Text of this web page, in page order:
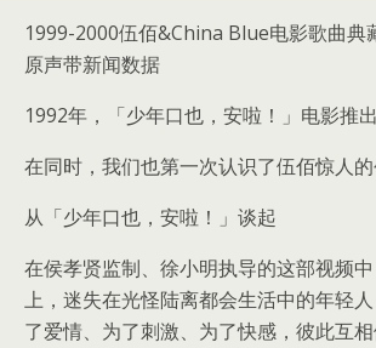
1999-2000伍佰&China Blue电影歌曲典
原声带新闻数据
1992年，「少年口也，安啦！」电影推出
在同时，我们也第一次认识了伍佰惊人的
从「少年口也，安啦！」谈起
在侯孝贤监制、徐小明执导的这部视频
上，迷失在光怪陆离都会生活中的年轻
了爱情、为了刺激、为了快感，彼此互